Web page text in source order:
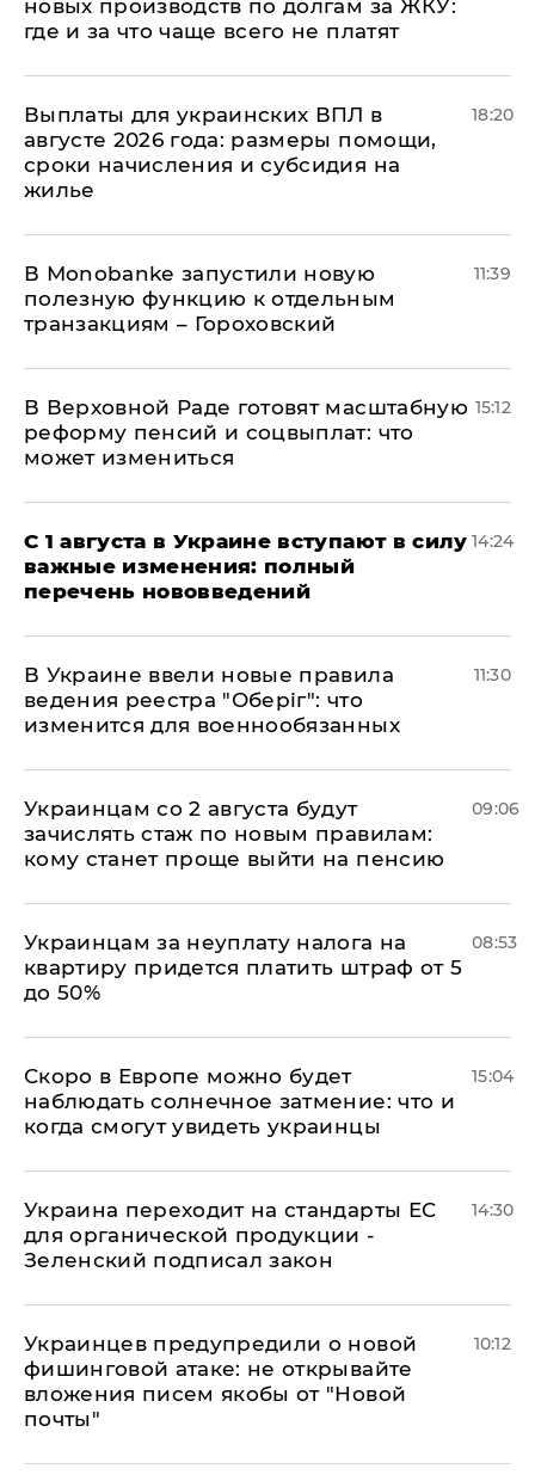
новых производств по долгам за ЖКУ:
где и за что чаще всего не платят
Выплаты для украинских ВПЛ в
августе 2026 года: размеры помощи,
сроки начисления и субсидия на
жилье
18:20
В Мonobankе запустили новую
полезную функцию к отдельным
транзакциям – Гороховский
11:39
В Верховной Раде готовят масштабную
реформу пенсий и соцвыплат: что
может измениться
15:12
С 1 августа в Украине вступают в силу
важные изменения: полный
перечень нововведений
14:24
В Украине ввели новые правила
ведения реестра "Оберіг": что
изменится для военнообязанных
11:30
Украинцам со 2 августа будут
зачислять стаж по новым правилам:
кому станет проще выйти на пенсию
09:06
Украинцам за неуплату налога на
квартиру придется платить штраф от 5
до 50%
08:53
Скоро в Европе можно будет
наблюдать солнечное затмение: что и
когда смогут увидеть украинцы
15:04
Украина переходит на стандарты ЕС
для органической продукции -
Зеленский подписал закон
14:30
Украинцев предупредили о новой
фишинговой атаке: не открывайте
вложения писем якобы от "Новой
почты"
10:12